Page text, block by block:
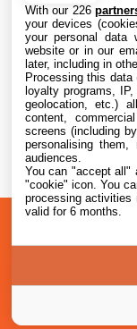
L’App Store
utilisateurs,
7 Aug. 2026 •
propos
With our 226
your devices
your personal data
website or in our
later, including in
Processing this data
loyalty programs,
geolocation, etc.)
content,
screens (including
personalising them,
audiences.
You can "accept all"
"cookie" icon. You
processing activities
valid for 6 months.